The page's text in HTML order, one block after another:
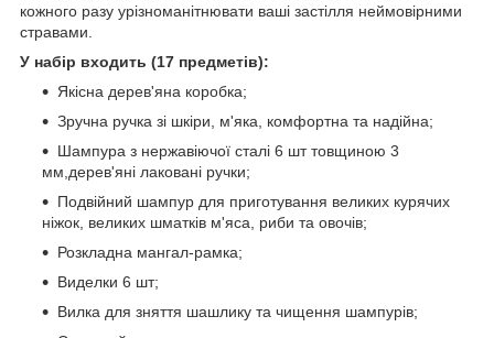
кожного разу урізноманітнювати ваші застілля неймовірними
стравами.
У набір входить (17 предметів):
Якісна дерев'яна коробка;
Зручна ручка зі шкіри, м'яка, комфортна та надійна;
Шампура з нержавіючої сталі 6 шт товщиною 3
мм,дерев'яні лаковані ручки;
Подвійний шампур для приготування великих курячих
ніжок, великих шматків м'яса, риби та овочів;
Розкладна мангал-рамка;
Виделки 6 шт;
Вилка для зняття шашлику та чищення шампурів;